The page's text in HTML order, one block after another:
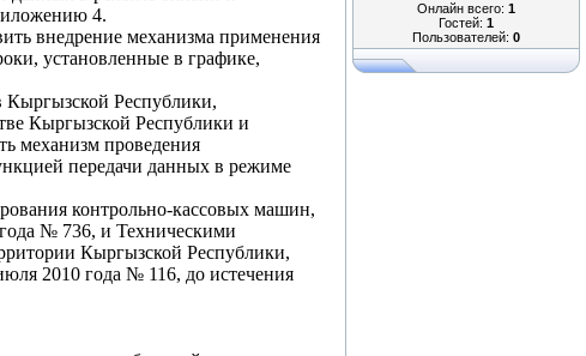
4.
внедрение механизма применения
установленные в графике,
Республики,
Кыргызской Республики и
механизм проведения
передачи данных в режиме
контрольно-кассовых машин,
№ 736, и Техническими
Кыргызской Республики,
2010 года № 116, до истечения
Онлайн всего: 1
Гостей: 1
Пользователей: 0